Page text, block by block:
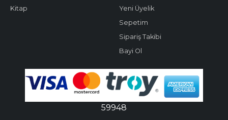
Kitap
Yeni Üyelik
Sepetim
Sipariş Takibi
Bayi Ol
59948